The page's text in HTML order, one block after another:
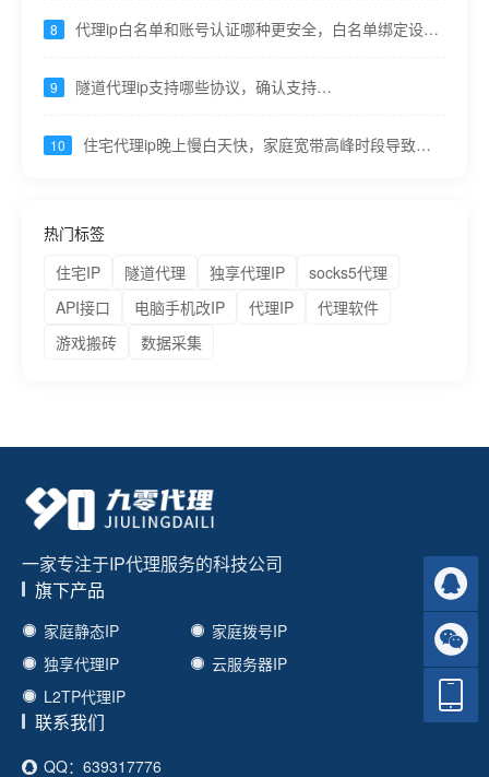
8
代理ip白名单和账号认证哪种更安全，白名单绑定设
9
隧道代理ip支持哪些协议，确认支持
10
住宅代理ip晚上慢白天快，家庭宽带高峰时段导致，
热门标签
住宅IP
隧道代理 独享代理IP
socks5代理
API接口
电脑手机改IP 代理IP
代理软件
游戏搬砖
数据采集
一家专注于IP代理服务的科技公司
旗下产品
家庭静态IP
家庭拨号IP
独享代理IP
云服务器IP
L2TP代理IP
联系我们
QQ：639317776